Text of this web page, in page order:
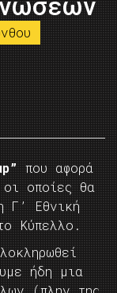
που αφορά
οποίες θα
Γ’ Εθνική
Κύπελλο.
ήδη μια